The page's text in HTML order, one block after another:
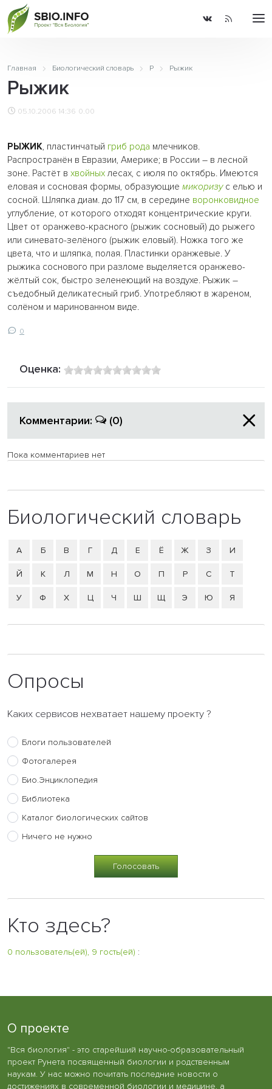
Главная Биологический словарь Р Рыжик
Рыжик
05.10.2006 14:36 0.00
РЫЖИК, пластинчатый гриб рода млечников.
Распространён в Евразии, Америке; в России – в лесной
зоне. Растёт в хвойных лесах, с июля по октябрь. Имеются
еловая и сосновая формы, образующие микоризус елью и
сосной. Шляпка диам. до 117 см, в середине воронковидное
углубление, от которого отходят концентрические круги.
Цвет от оранжево-красного (рыжик сосновый) до рыжего
или синевато-зелёного (рыжик еловый). Ножка того же
цвета, что и шляпка, полая. Пластинки оранжевые. У
рыжика соснового при разломе выделяется оранжево-
жёлтый сок, быстро зеленеющий на воздухе. Рыжик –
съедобный деликатесный гриб. Употребляют в жареном,
солёном и маринованном виде.
0
Оценка:
Комментарии: (0)
Пока комментариев нет
Биологический словарь
А Б В Г Д Е Ё Ж З И
Й К Л М Н О П Р С Т
У Ф Х Ц Ч Ш Щ Э Ю Я
Опросы
Каких сервисов нехватает нашему проекту ?
Блоги пользователей
Фотогалерея
Био.Энциклопедия
Библиотека
Каталог биологических сайтов
Ничего не нужно
Кто здесь?
0 пользователь(ей), 9 гость(ей) :
О проекте
"Вся биология" - это старейший научно-образовательный
проект Рунета посвященный биологии и родственным
наукам. У нас можно почитать последние новости о
достижениях в современной биологии и медицине, а